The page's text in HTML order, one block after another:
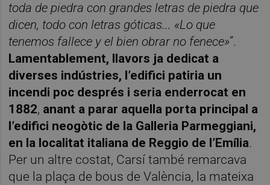
toda de piedra con grandes letras de piedra que
dicen, todo con letras góticas... «Lo que
tenemos fallece y el bien obrar no fenece»”.
Lamentablement, llavors ja dedicat a
diverses indústries, l’edifici patiria un
incendi poc després i seria enderrocat en
1882, anant a parar aquella porta principal a
l’edifici neogòtic de la Galleria Parmeggiani,
en la localitat italiana de Reggio de l’Emília.
Per un altre costat, Carsí també remarcava
que la plaça de bous de València, la mateixa